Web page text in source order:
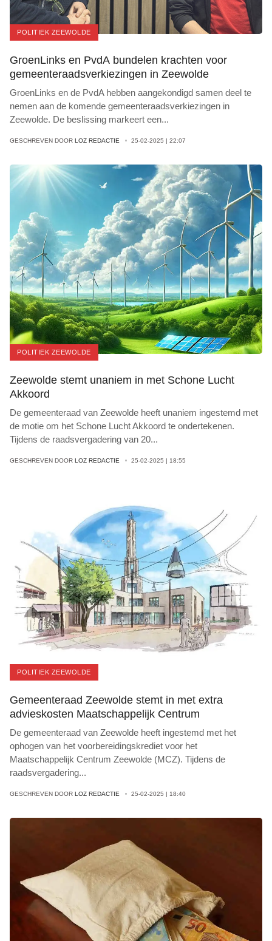
POLITIEK ZEEWOLDE
GroenLinks en PvdA bundelen krachten voor
gemeenteraadsverkiezingen in Zeewolde
GroenLinks en de PvdA hebben aangekondigd samen deel te
nemen aan de komende gemeenteraadsverkiezingen in
Zeewolde. De beslissing markeert een...
GESCHREVEN DOOR LOZ REDACTIE 25-02-2025 | 22:07
POLITIEK ZEEWOLDE
Zeewolde stemt unaniem in met Schone Lucht
Akkoord
De gemeenteraad van Zeewolde heeft unaniem ingestemd met
de motie om het Schone Lucht Akkoord te ondertekenen.
Tijdens de raadsvergadering van 20...
GESCHREVEN DOOR LOZ REDACTIE 25-02-2025 | 18:55
POLITIEK ZEEWOLDE
Gemeenteraad Zeewolde stemt in met extra
advieskosten Maatschappelijk Centrum
De gemeenteraad van Zeewolde heeft ingestemd met het
ophogen van het voorbereidingskrediet voor het
Maatschappelijk Centrum Zeewolde (MCZ). Tijdens de
raadsvergadering...
GESCHREVEN DOOR LOZ REDACTIE 25-02-2025 | 18:40